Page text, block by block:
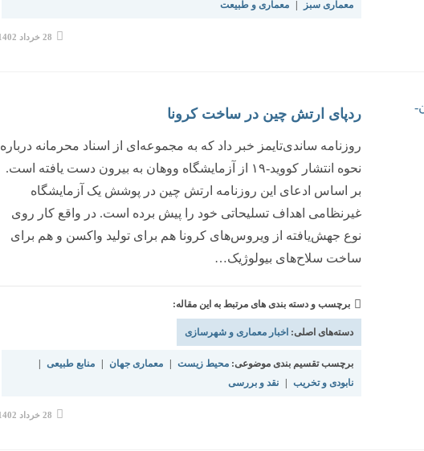
معماری سبز
معماری و طبیعت
نوشته
28 خرداد 1402
ردپای ارتش چین در ساخت کرونا
روزنامه ساندی‌تایمز خبر داد که به مجموعه‌ای از اسناد محرمانه درباره
نحوه انتشار کووید-۱۹ از آزمایشگاه ووهان به بیرون دست یافته است.
بر اساس ادعای این روزنامه ارتش چین در پوشش یک آزمایشگاه
غیرنظامی اهداف تسلیحاتی خود را پیش برده است. در واقع کار روی
نوع جهش‌یافته از ویروس‌های کرونا هم برای تولید واکسن و هم برای
ساخت سلاح‌های بیولوژیک…
برچسب و دسته بندی های مرتبط به این مقاله:
دسته‌های اصلی: اخبار معماری و شهرسازی
برچسب تقسیم بندی موضوعی: محیط زیست معماری جهان منابع طبیعی
نابودی و تخریب
نقد و بررسی
نوشته
28 خرداد 1402